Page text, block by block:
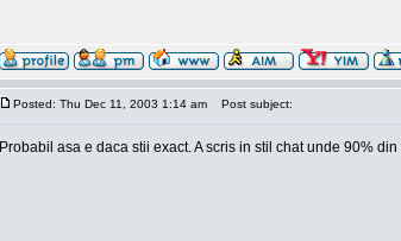
Posted: Thu Dec 11, 2003 1:14 am Post subject:
Probabil asa e daca stii exact. A scris in stil chat unde 90%